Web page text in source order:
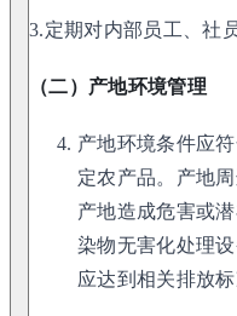
3.定期对内部员工、社
（二）产地环境管理
产地环境条件应
定农产品。产地
产地造成危害或
染物无害化处理
应达到相关排放标